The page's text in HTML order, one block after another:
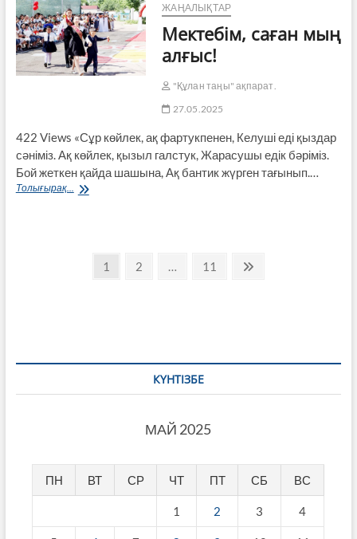
ЖАҢАЛЫҚТАР
Мектебім, саған мың
алғыс!
"Құлан таңы" ақпарат.
27.05.2025
422 Views «Сұр көйлек, ақ фартукпенен, Келуші еді қыздар
сәніміз. Ақ көйлек, қызыл галстук, Жарасушы едік бәріміз.
Бой жеткен қайда шашына, Ақ бантик жүрген тағынып.…
Толығырақ...
Мектебім,
ПагинацияPage
1 Page
2 Page
11
Next
КҮНТІЗБЕ
МАЙ 2025
ПН ВТ СР ЧТ ПТ СБ ВС
1 2 3 4